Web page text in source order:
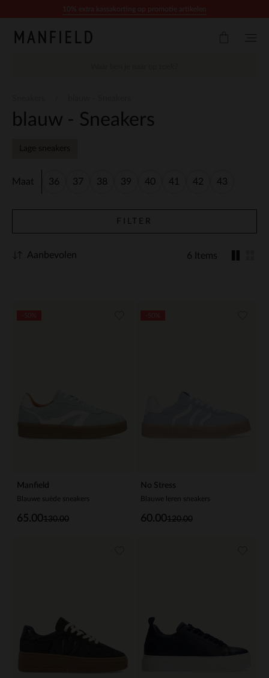
blauw - Sneakers
Lage sneakers
Maat 36 37 38 39 40 41 42 43
FILTER
6 Items
Aanbevolen
Manfield
Blauwe suède sneakers
130.00
65.00
No Stress
Blauwe leren sneakers
120.00
60.00